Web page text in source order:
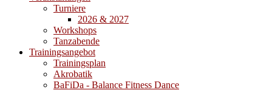
Turniere
2026 & 2027
Workshops
Tanzabende
Trainingsangebot
Trainingsplan
Akrobatik
BaFiDa - Balance Fitness Dance